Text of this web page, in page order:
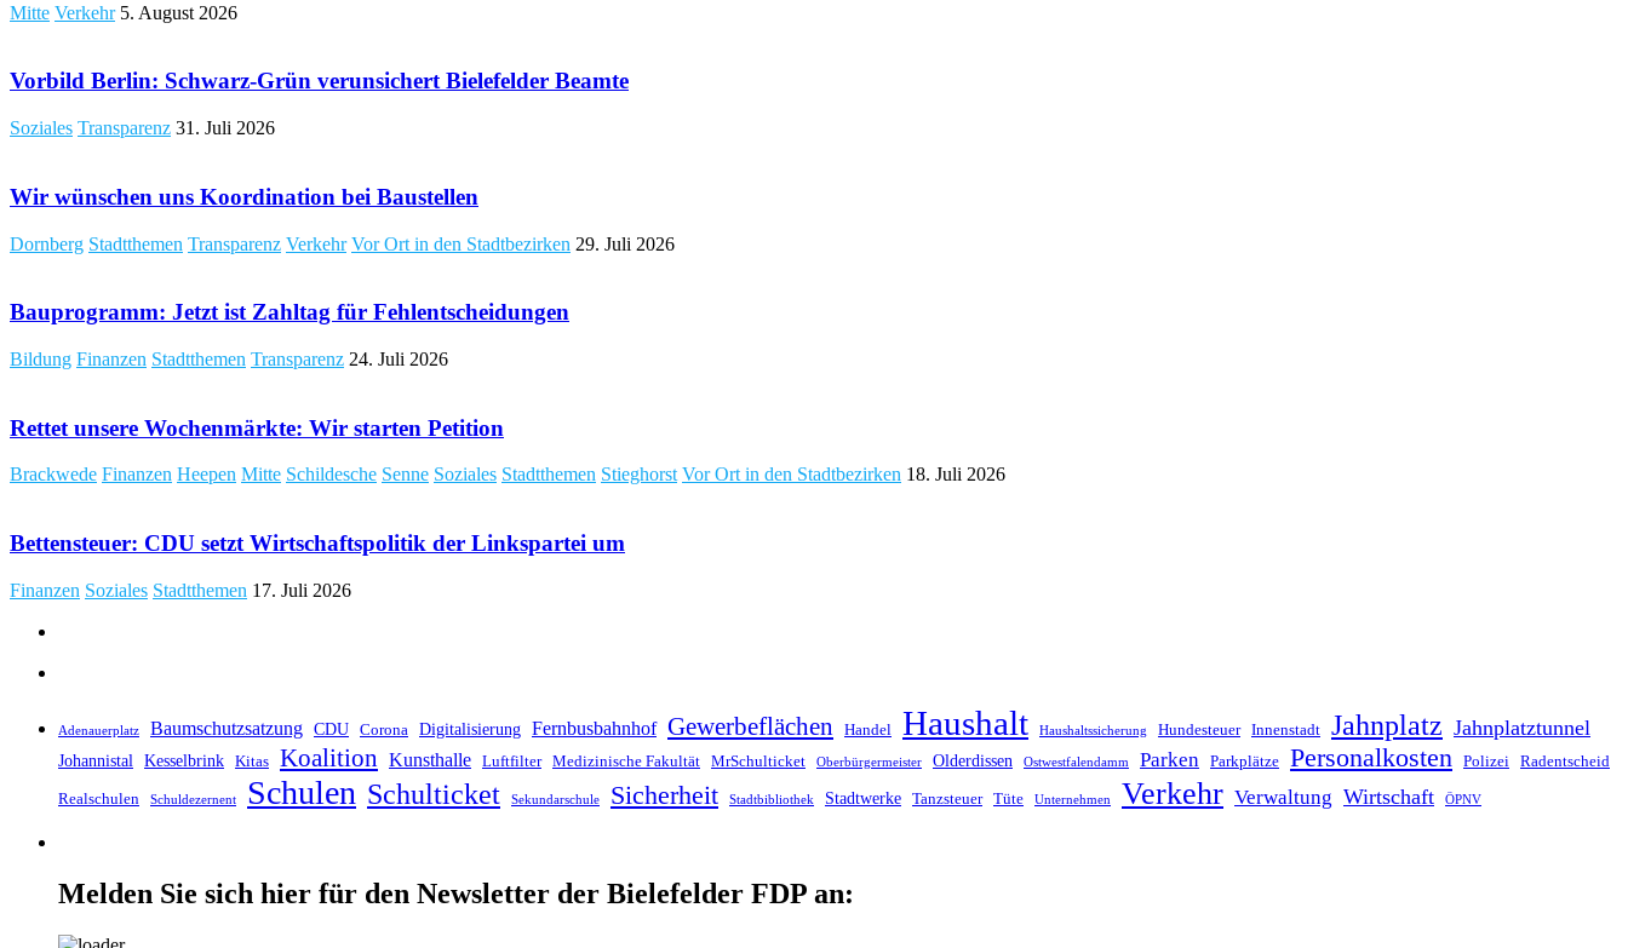
Mitte Verkehr 5. August 2026
Vorbild Berlin: Schwarz-Grün verunsichert Bielefelder Beamte
Soziales Transparenz 31. Juli 2026
Wir wünschen uns Koordination bei Baustellen
Dornberg Stadtthemen Transparenz Verkehr Vor Ort in den Stadtbezirken 29. Juli 2026
Bauprogramm: Jetzt ist Zahltag für Fehlentscheidungen
Bildung Finanzen Stadtthemen Transparenz 24. Juli 2026
Rettet unsere Wochenmärkte: Wir starten Petition
Brackwede Finanzen Heepen Mitte Schildesche Senne Soziales Stadtthemen Stieghorst Vor Ort in den Stadtbezirken 18. Juli 2026
Bettensteuer: CDU setzt Wirtschaftspolitik der Linkspartei um
Finanzen Soziales Stadtthemen 17. Juli 2026
Adenauerplatz Baumschutzsatzung CDU Corona Digitalisierung Fernbusbahnhof Gewerbeflächen Handel Haushalt Haushaltssicherung Hundesteuer Innenstadt Jahnplatz Jahnplatztunnel
Johannistal Kesselbrink Kitas Koalition Kunsthalle Luftfilter Medizinische Fakultät MrSchulticket Oberbürgermeister Olderdissen Ostwestfalendamm Parken Parkplätze Personalkosten Polizei Radentscheid
Realschulen Schuldezernent Schulen Schulticket Sekundarschule Sicherheit Stadtbibliothek Stadtwerke Tanzsteuer Tüte Unternehmen Verkehr Verwaltung Wirtschaft ÖPNV
Melden Sie sich hier für den Newsletter der Bielefelder FDP an: